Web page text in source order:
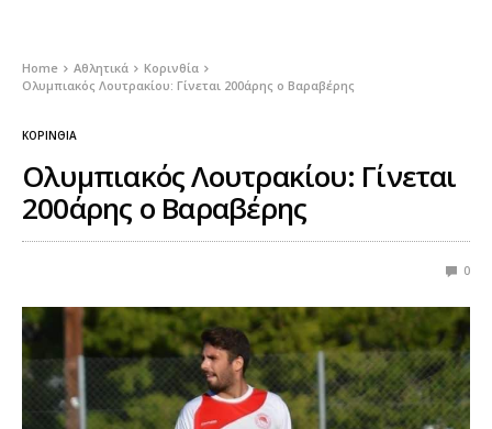
Home Αθλητικά
Κορινθία
Ολυμπιακός Λουτρακίου: Γίνεται 200άρης ο Βαραβέρης
ΚΟΡΙΝΘΊΑ
Ολυμπιακός Λουτρακίου: Γίνεται
200άρης ο Βαραβέρης
0